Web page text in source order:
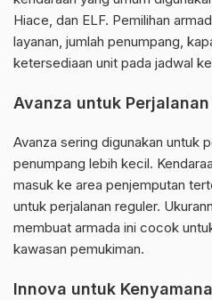
Hiace, dan ELF. Pemilihan
layanan, jumlah penumpang,
ketersediaan unit pada jadwal
Avanza untuk
Avanza sering digunakan untuk
penumpang lebih kecil.
masuk ke area penjemputan
untuk perjalanan reguler.
membuat armada ini cocok
kawasan pemukiman.
Innova untuk